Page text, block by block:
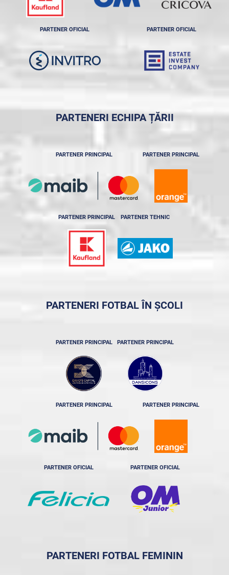
PARTENER OFICIAL PARTENER OFICIAL
PARTENERI ECHIPA ȚĂRII
PARTENER PRINCIPAL PARTENER PRINCIPAL
PARTENER PRINCIPAL PARTENER TEHNIC
PARTENERI FOTBAL ÎN ȘCOLI
PARTENER PRINCIPAL PARTENER PRINCIPAL
PARTENER PRINCIPAL PARTENER PRINCIPAL
PARTENER OFICIAL PARTENER OFICIAL
PARTENERI FOTBAL FEMININ